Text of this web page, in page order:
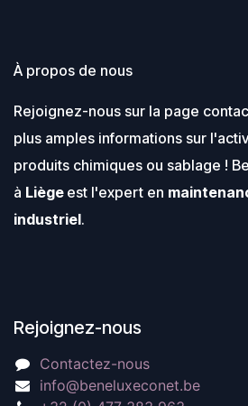
À propos de nous
Rejoignez-nous sur la page
plus amples informations sur
produits chimiques ou sablage !
à Liège est l'expert en
industriel.
Rejoignez-nous
Contactez-nous
info@beneluxeconet.be